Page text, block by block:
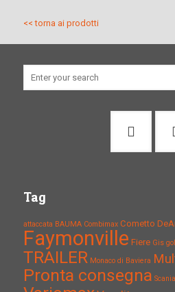
<< torna ai prodotti
Tag
attaccata BAUMA Combimax Cometto
Faymonville Fiere Gis
TRAILER Monaco di Baviera
Pronta consegna Scania